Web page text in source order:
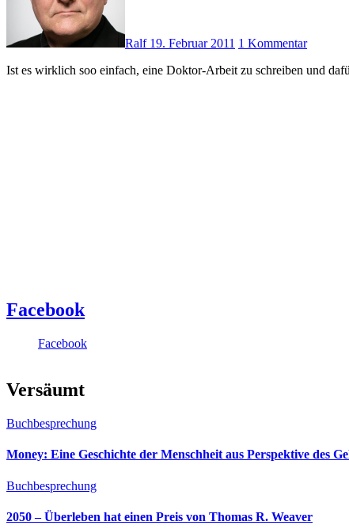
Ralf 19. Februar 2011 1 Kommentar
Ist es wirklich soo einfach, eine Doktor-Arbeit zu schreiben und
Facebook
Facebook
Versäumt
Buchbesprechung
Money: Eine Geschichte der Menschheit aus Perspektive des
Buchbesprechung
2050 – Überleben hat einen Preis von Thomas R. Weaver